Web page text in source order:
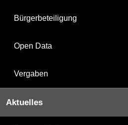
Bürgerbeteiligung
Open Data
Vergaben
Aktuelles